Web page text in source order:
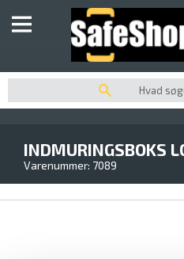
INDMURINGSBOKS
GRADE 0
Varenummer: 7089
SKABE
UDPLUK AF SKABE
SIKKERHEDSSKABE